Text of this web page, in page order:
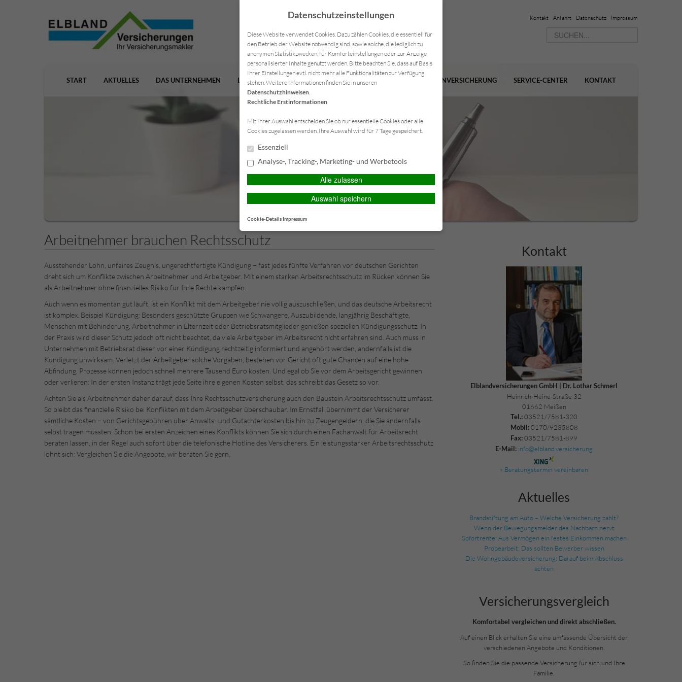
Kontakt Anfahrt Datenschutz Impressum
START AKTUELLES DAS UNTERNEHMEN LEISTUNGEN VERSICHERUNGEN VORSORGE FIRMENVERSICHERUNG SERVICE-CENTER KONTAKT
Arbeitnehmer brauchen Rechtsschutz
Ausstehender Lohn, unfaires Zeugnis, ungerechtfertigte Kündigung – fast jedes fünfte Verfahren vor deutschen Gerichten
dreht sich um Konflikte zwischen Arbeitnehmer und Arbeitgeber. Mit einem starken Arbeitsrechtsschutz im Rücken können Sie
als Arbeitnehmer ohne finanzielles Risiko für Ihre Rechte kämpfen.
Auch wenn es momentan gut läuft, ist ein Konflikt mit dem Arbeitgeber nie völlig auszuschließen, und das deutsche Arbeitsrecht
ist komplex. Beispiel Kündigung: Besonders geschützte Gruppen wie Schwangere, Auszubildende, langjährig Beschäftigte,
Menschen mit Behinderung, Arbeitnehmer in Elternzeit oder Betriebsratsmitglieder genießen speziellen Kündigungsschutz. In
der Praxis wird dieser Schutz jedoch oft nicht beachtet, da viele Arbeitgeber im Arbeitsrecht nicht erfahren sind. Auch muss in
Unternehmen mit Betriebsrat dieser vor einer Kündigung rechtzeitig informiert und angehört werden, andernfalls ist die
Kündigung unwirksam. Verletzt der Arbeitgeber solche Vorgaben, bestehen vor Gericht oft gute Chancen auf eine hohe
Abfindung, Prozesse können jedoch schnell mehrere Tausend Euro kosten. Und egal ob Sie vor dem Arbeitsgericht gewinnen
oder verlieren: In der ersten Instanz trägt jede Seite ihre eigenen Kosten selbst, das schreibt das Gesetz so vor.
Achten Sie als Arbeitnehmer daher darauf, dass Ihre Rechtsschutzversicherung auch den Baustein Arbeitsrechtsschutz umfasst.
So bleibt das finanzielle Risiko bei Konflikten mit dem Arbeitgeber überschaubar. Im Ernstfall übernimmt der Versicherer
sämtliche Kosten – von Gerichtsgebühren über Anwalts- und Gutachterkosten bis hin zu Zeugengeldern, die Sie andernfalls
selbst tragen müssten. Schon bei ersten Anzeichen eines Konflikts können Sie sich durch einen Fachanwalt für Arbeitsrecht
beraten lassen, in der Regel auch sofort über die telefonische Hotline des Versicherers. Ein leistungsstarker Arbeitsrechtsschutz
lohnt sich: Vergleichen Sie die Angebote, wir beraten Sie gern.
Kontakt
Elblandversicherungen GmbH | Dr. Lothar Schmerl
Heinrich-Heine-Straße 32
01662 Meißen
Tel.: 03521/7581-320
Mobil:0170/9235808
Fax: 03521/7581-899
E-Mail: info@elbland.versicherung
» Beratungstermin vereinbaren
Aktuelles
Brandstiftung am Auto – Welche Versicherung zahlt?
Wenn der Bewegungsmelder des Nachbarn nervt
Sofortrente: Aus Vermögen ein festes Einkommen machen
Probearbeit: Das sollten Bewerber wissen
Die Wohngebäudeversicherung: Darauf beim Abschluss
achten
Versicherungs­vergleich
Komfortabel vergleichen und direkt abschließen.
Auf einen Blick erhalten Sie eine umfassende Übersicht der
verschiedenen Angebote und Konditionen.
So finden Sie die passende Versicherung für sich und Ihre
Familie.
Datenschutzeinstellungen
Diese Website verwendet Cookies. Dazu zählen Cookies, die essentiell für
den Betrieb der Website notwendig sind, sowie solche, die lediglich zu
anonymen Statistikzwecken, für Komforteinstellungen oder zur Anzeige
personalisierter Inhalte genutzt werden. Bitte beachten Sie, dass auf Basis
Ihrer Einstellungen evtl. nicht mehr alle Funktionalitäten zur Verfügung
stehen. Weitere Informationen finden Sie in unseren
Datenschutzhinweisen.
Rechtliche Erstinformationen
Mit Ihrer Auswahl entscheiden Sie ob nur essentielle Cookies oder alle
Cookies zugelassen werden. Ihre Auswahl wird für 7 Tage gespeichert.
Essenziell
Analyse-, Tracking-, Marketing- und Werbetools
Alle zulassen
Auswahl speichern
Cookie-Details Impressum